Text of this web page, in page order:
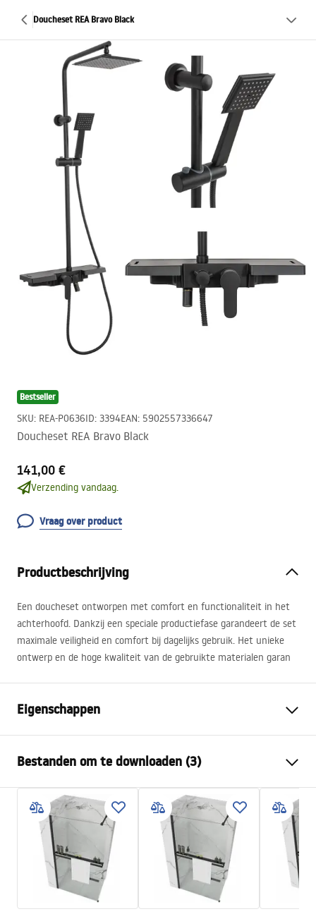
Doucheset REA Bravo Black
Bestseller
SKU: REA-P0636ID: 3394EAN: 5902557336647
Doucheset REA Bravo Black
141,00 €
Verzending vandaag.
Vraag over product
Productbeschrijving
Een doucheset ontworpen met comfort en functionaliteit in het
achterhoofd. Dankzij een speciale productiefase garandeert de set
maximale veiligheid en comfort bij dagelijks gebruik. Het unieke
ontwerp en de hoge kwaliteit van de gebruikte materialen garan
Eigenschappen
Materiaal
Messing, ABS
Kraan type
Ééngreeps
Montagewijze
Oppervlak
Hoogteverstelling
Nee
Min. hoogte
1050mm
Max. hoogte
1050
mm
Ja, draaibaar
Bestanden om te downloaden (3)
Veiligheidsinformatie
Safety_Information_Shower_set.pdf
Garantievoorwaarden
Warranty_Terms_and_Conditions_Faucets_-_5.pdf